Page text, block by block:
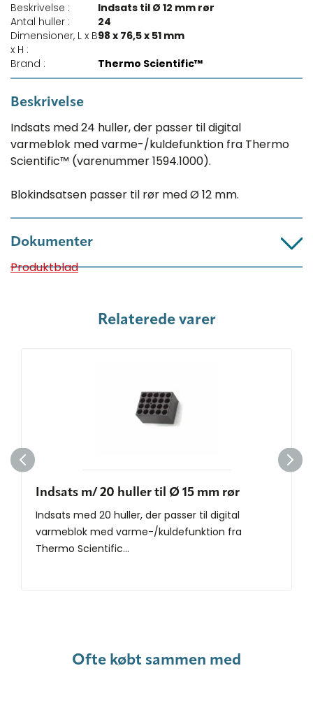
Beskrivelse :
Indsats til Ø 12 mm rør
Antal huller :
24
Dimensioner, L x B
x H :
98 x 76,5 x 51 mm
Brand :
Thermo Scientific™
Beskrivelse
Indsats med 24 huller, der passer til digital
varmeblok med varme-/kuldefunktion fra Thermo
Scientific™ (varenummer 1594.1000).
Blokindsatsen passer til rør med Ø 12 mm.
Dokumenter
Produktblad
Relaterede varer
Indsats m/ 20 huller til Ø 15 mm rør
Indsats med 20 huller, der passer til digital
varmeblok med varme-/kuldefunktion fra
Thermo Scientific...
Ofte købt sammen med